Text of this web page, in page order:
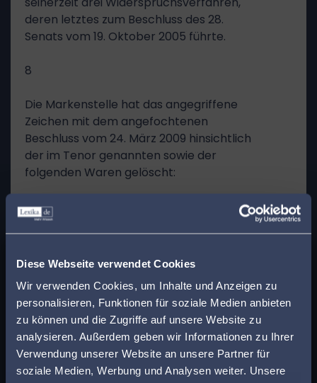
Diese Webseite verwendet Cookies
Wir verwenden Cookies, um Inhalte und Anzeigen zu
personalisieren, Funktionen für soziale Medien anbieten
zu können und die Zugriffe auf unsere Website zu
analysieren. Außerdem geben wir Informationen zu Ihrer
Verwendung unserer Website an unsere Partner für
soziale Medien, Werbung und Analysen weiter. Unsere
deren letztes zum Beschluss des 28.
Senats vom 19. Oktober 2005 führte.
8
Die Markenstelle hat das angegriffene
Zeichen mit dem angefochtenen
Beschluss vom 24. März 2009 hinsichtlich
der im Tenor genannten sowie der
folgenden Waren gelöscht:
9
medizinische Zwecke, insbesondere
Gesundheitspflege auf der Basis von
Vitaminen, Mineralstoffen,
Spurenelementen, entweder einzeln
oder in Kombination; Bonbons für
medizinische Zwecke;
Diätnahrungsmittel für medizinische
Finden Sie den
passenden Anwalt in
Ihrer Nähe!
Geben Sie Ihre Postleitzahl ein, um beim Lesen
eines Beitrags sofort einen kompetenten